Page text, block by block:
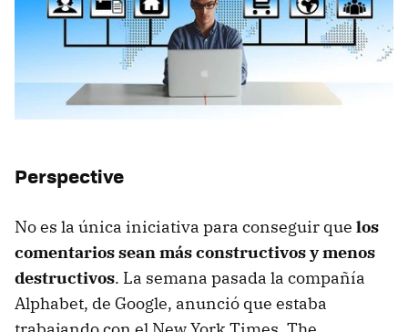
Perspective
No es la única iniciativa para conseguir que los
comentarios sean más constructivos y menos
destructivos. La semana pasada la compañía
Alphabet, de Google, anunció que estaba